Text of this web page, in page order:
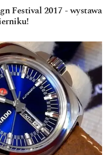
Festival 2017 - wystawa